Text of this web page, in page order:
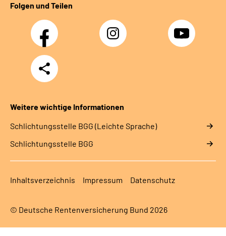
Folgen und Teilen
Facebook Instagram YouTube
Teilen
Weitere wichtige Informationen
Schlich­tungs­stel­le BGG (Leichte Sprache)
Schlich­tungs­stel­le BGG
Inhaltsverzeichnis Impressum Datenschutz
© Deutsche Rentenversicherung Bund 2026